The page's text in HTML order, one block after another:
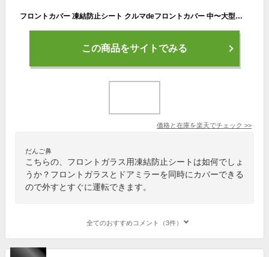
フロントカバー 凍結防止シート クルマdeフロントカバー 中〜大型車用 車用 雪対策 自動車用フロントガラスカバー 凍結防止カバー サイドミラー 日除け 日よけ メール便
この商品をサイトでみる
価格と在庫を楽天でチェック >>
だんご鼻
こちらの、フロントガラス用凍結防止シートは如何でしょ
うか？フロントガラスとドアミラーを同時にカバーできる
ので外すとすぐに運転できます。
全てのおすすめコメント（3件）